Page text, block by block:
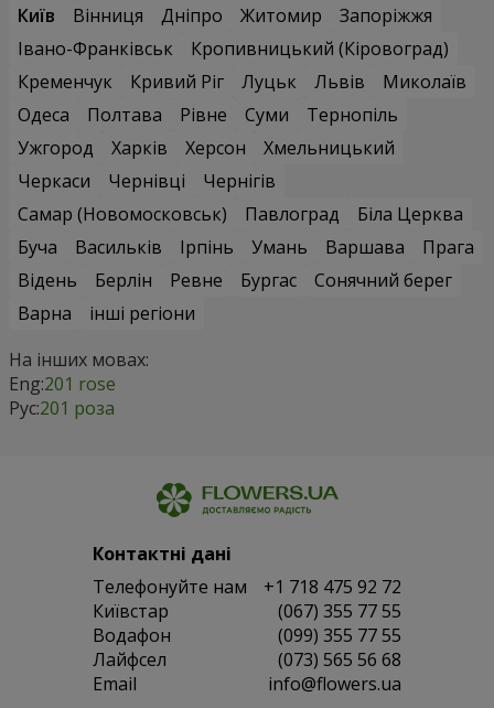
Київ
Вінниця Дніпро Житомир
Запоріжжя
Івано-Франківськ
Кропивницький (Кіровоград)
Кременчук
Кривий Ріг Луцьк Львів
Миколаїв
Одеса
Полтава Рівне Суми
Тернопіль
Ужгород
Харків Херсон
Хмельницький
Черкаси
Чернівці
Чернігів
Самар (Новомосковськ)
Павлоград
Біла Церква
Буча
Васильків Ірпінь Умань Варшава
Прага
Відень
Берлін Ревне Бургас
Сонячний берег
Варна
інші регіони
На інших мовах:
Eng:201 rose
Рус:201 роза
Контактні дані
Телефонуйте нам
+1 718 475 92 72
Київстар
(067) 355 77 55
Водафон
(099) 355 77 55
Лайфсел
(073) 565 56 68
Email
info@flowers.ua